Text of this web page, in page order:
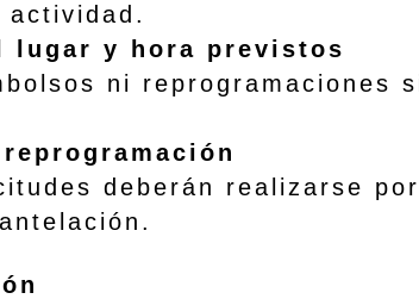
lugar y hora previstos
ni reprogramaciones si
deberán realizarse por